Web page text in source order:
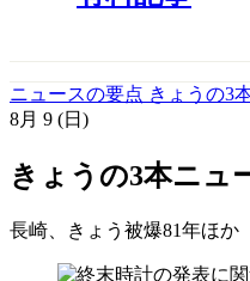
ニュースの要点 きょうの3
8月 9 (日)
きょうの3本ニュ
長崎、きょう被爆81年ほか